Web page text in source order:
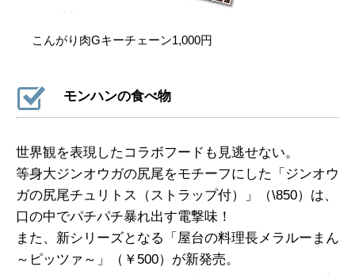
こんがり肉Gキーチェーン1,000円
モンハンの食べ物
世界観を表現したコラボフードも見逃せない。
等身大ジンオウガの尻尾をモチーフにした「ジンオウ
ガの尻尾チュリトス（ストラップ付）」（\850）は、
口の中でパチパチ暴れ出す電撃味！
また、新シリーズとなる「屋台の料理長メラルーまん
～ピッツァ～」（￥500）が新発売。